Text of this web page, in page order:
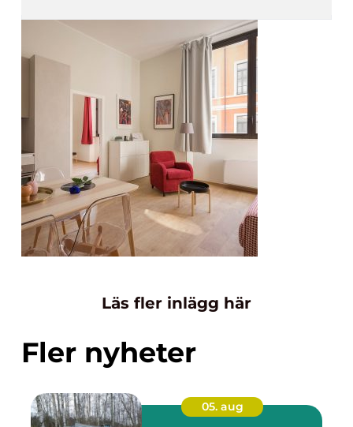
Läs fler inlägg här
Fler nyheter
05. aug